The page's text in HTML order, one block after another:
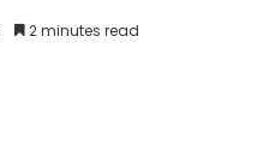
2 minutes read